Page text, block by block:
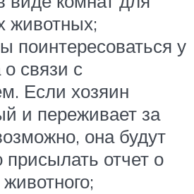
животных;
поинтересоваться у
связи с
Если хозяин
и переживает за
она будут
отчет о